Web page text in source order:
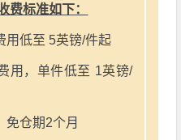
费标准如下：
用低至 5英镑/件起
用，单件低至 1英镑/
免仓期2个月